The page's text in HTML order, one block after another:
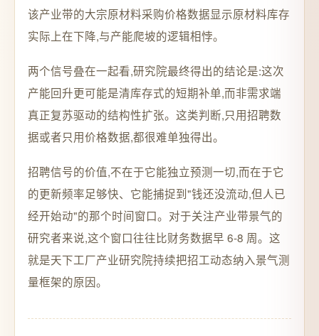
该产业带的大宗原材料采购价格数据显示原材料库存
实际上在下降,与产能爬坡的逻辑相悖。
两个信号叠在一起看,研究院最终得出的结论是:这次
产能回升更可能是清库存式的短期补单,而非需求端
真正复苏驱动的结构性扩张。这类判断,只用招聘数
据或者只用价格数据,都很难单独得出。
招聘信号的价值,不在于它能独立预测一切,而在于它
的更新频率足够快、它能捕捉到"钱还没流动,但人已
经开始动"的那个时间窗口。对于关注产业带景气的
研究者来说,这个窗口往往比财务数据早 6-8 周。这
就是天下工厂产业研究院持续把招工动态纳入景气测
量框架的原因。